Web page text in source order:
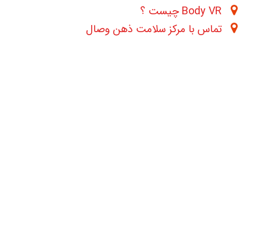
Body VR چیست ؟
تماس با مرکز سلامت ذهن وصال